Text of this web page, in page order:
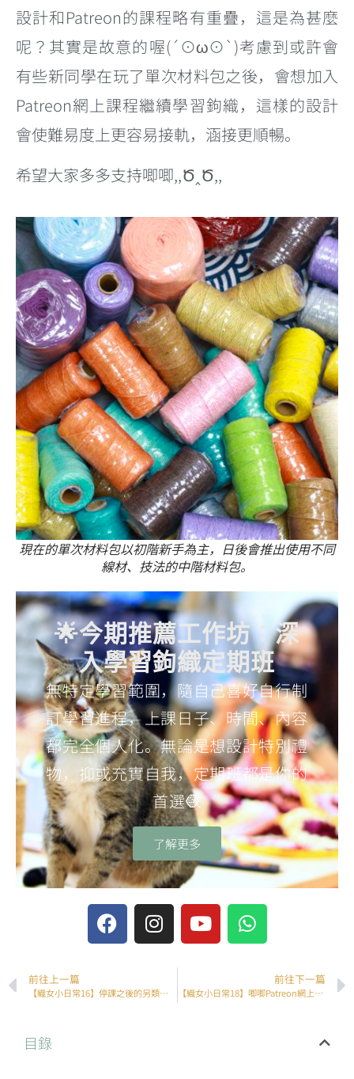
設計和Patreon的課程略有重疊，這是為甚麼
呢？其實是故意的喔(´⊙ω⊙`)考慮到或許會
有些新同學在玩了單次材料包之後，會想加入
Patreon網上課程繼續學習鉤織，這樣的設計
會使難易度上更容易接軌，涵接更順暢。
希望大家多多支持唧唧,,Ծ‸Ծ,,
現在的單次材料包以初階新手為主，日後會推出使用不同
線材、技法的中階材料包。
🌟今期推薦工作坊：深
入學習鉤織定期班
無特定學習範圍，隨自己喜好自行制
訂學習進程，上課日子、時間、內容
都完全個人化。無論是想設計特別禮
物，抑或充實自我，定期班都是你的
首選🧶
了解更多
前往上一篇
【織女小日常16】停課之後的另類忙碌
前往下一篇
【織女小日常18】唧唧Patreon網上課程該選哪個會籍？
目錄